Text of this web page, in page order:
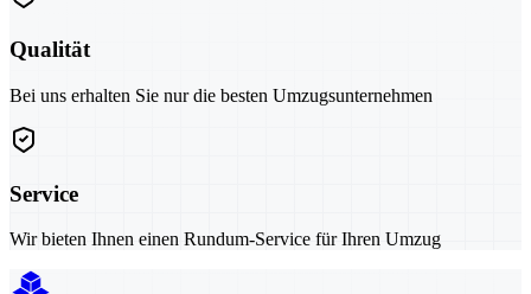
Qualität
Bei uns erhalten Sie nur die besten Umzugsunternehmen
Service
Wir bieten Ihnen einen Rundum-Service für Ihren Umzug